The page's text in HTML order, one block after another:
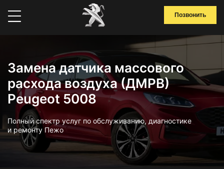
Позвонить
Замена датчика массового
расхода воздуха (ДМРВ)
Peugeot 5008
Полный спектр услуг по обслуживанию, диагностике
и ремонту Пежо